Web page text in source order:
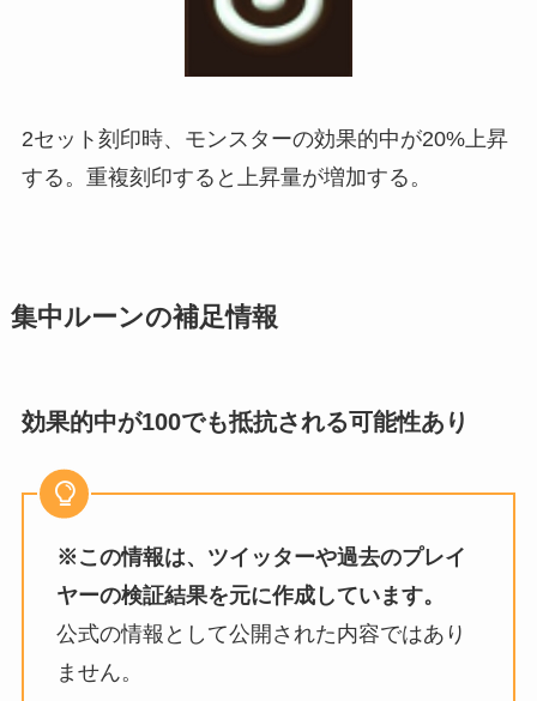
2セット刻印時、モンスターの効果的中が20%上昇
する。重複刻印すると上昇量が増加する。
集中ルーンの補足情報
効果的中が100でも抵抗される可能性あり
※この情報は、ツイッターや過去のプレイ
ヤーの検証結果を元に作成しています。
公式の情報として公開された内容ではあり
ません。